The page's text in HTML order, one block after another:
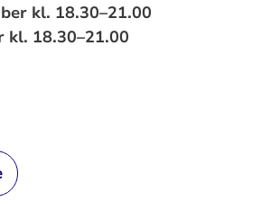
kl. 18.30–21.00
kl. 18.30–21.00